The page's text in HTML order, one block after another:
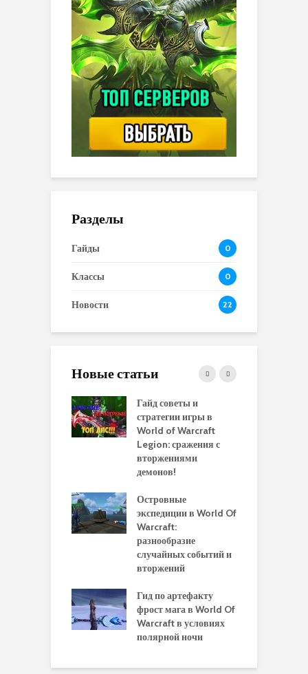
Разделы
Гайды 0
Классы 0
Новости 22
Новые статьи
Гайд советы и
стратегии игры в
World of Warcraft
Legion: сражения с
вторжениями
демонов!
Островные
экспедиции в World Of
Warcraft:
разнообразие
случайных событий и
вторжений
Гид по артефакту
фрост мага в World Of
Warcraft в условиях
полярной ночи